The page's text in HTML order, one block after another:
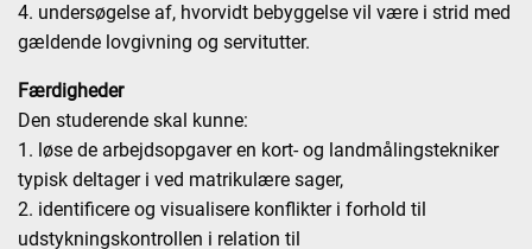
4. undersøgelse af, hvorvidt bebyggelse vil være i strid med
gældende lovgivning og servitutter.
Færdigheder
Den studerende skal kunne:
1. løse de arbejdsopgaver en kort- og landmålingstekniker
typisk deltager i ved matrikulære sager,
2. identificere og visualisere konflikter i forhold til
udstykningskontrollen i relation til